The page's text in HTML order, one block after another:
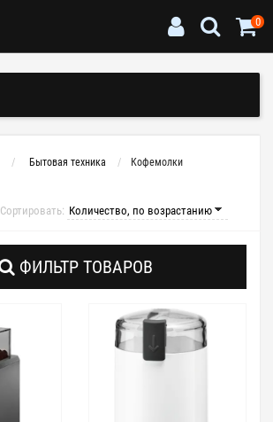
0
Бытовая техника Кофемолки
Сортировать:
ФИЛЬТР ТОВАРОВ